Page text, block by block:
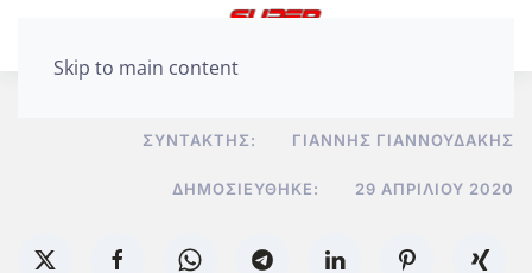
Skip to main content
ΣΥΝΤΆΚΤΗΣ: ΓΙΆΝΝΗΣ ΓΙΑΝΝΟΥΔΆΚΗΣ
ΔΗΜΟΣΙΕΎΘΗΚΕ: 29 ΑΠΡΙΛΊΟΥ 2020